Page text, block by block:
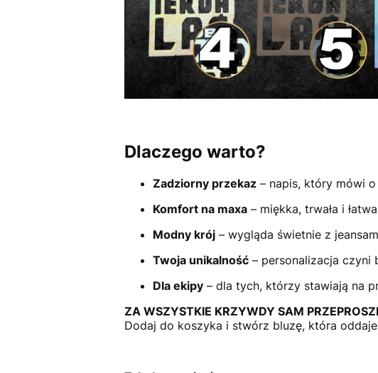
Dlaczego warto?
Zadziorny przekaz– napis, który mówi o
Komfort na maxa– miękka, trwała i
Modny krój– wygląda świetnie z
Twoja unikalność– personalizacja czyni
Dla ekipy– dla tych, którzy stawiają na
ZA WSZYSTKIE KRZYWDY SAM
Dodaj do koszyka i stwórz bluzę, która